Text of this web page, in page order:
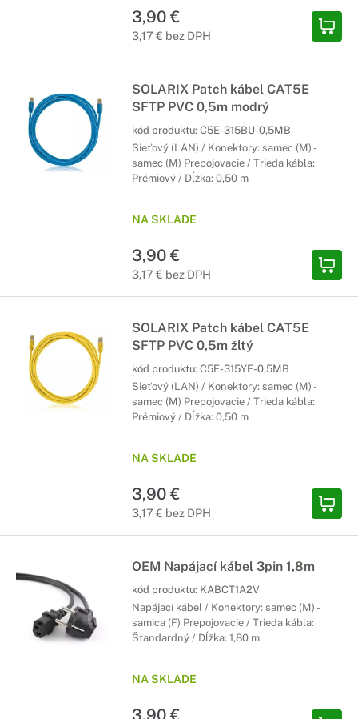
3,90 €
3,17 € bez DPH
SOLARIX Patch kábel CAT5E
SFTP PVC 0,5m modrý
kód produktu: C5E-315BU-0,5MB
Sieťový (LAN) / Konektory: samec (M) -
samec (M) Prepojovacie / Trieda kábla:
Prémiový / Dĺžka: 0,50 m
NA SKLADE
3,90 €
3,17 € bez DPH
SOLARIX Patch kábel CAT5E
SFTP PVC 0,5m žltý
kód produktu: C5E-315YE-0,5MB
Sieťový (LAN) / Konektory: samec (M) -
samec (M) Prepojovacie / Trieda kábla:
Prémiový / Dĺžka: 0,50 m
NA SKLADE
3,90 €
3,17 € bez DPH
OEM Napájací kábel 3pin 1,8m
kód produktu: KABCT1A2V
Napájací kábel / Konektory: samec (M) -
samica (F) Prepojovacie / Trieda kábla:
Štandardný / Dĺžka: 1,80 m
NA SKLADE
3,90 €